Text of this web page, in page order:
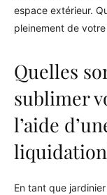
espace extérieur.
pleinement de
Quelles
sublimer
l’aide
En tant que